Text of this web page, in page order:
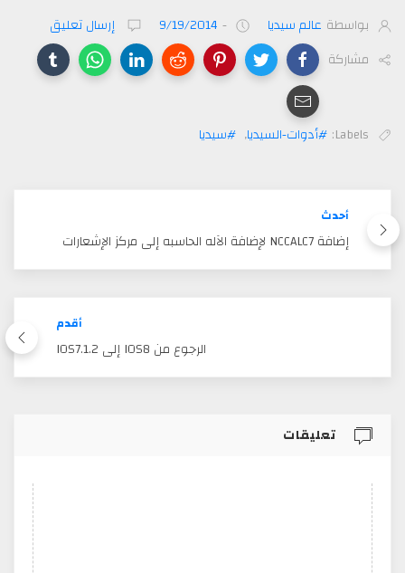
بواسطة عالم سيديا -
9/19/2014
إرسال تعليق
مشاركة
Labels: #أدوات-السيديا, #سيديا
أحدث
إضافة NCCALC7 لإضافة الآله الحاسبه إلى مركز الإشعارات
أقدم
الرجوع من IOS8 إلى IOS7.1.2
تعليقات